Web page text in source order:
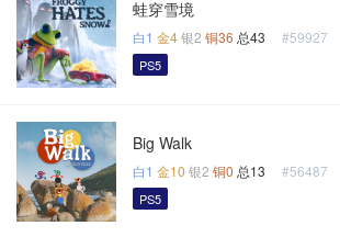
蛙穿雪境
白1 金4银2 铜36 总43 #59927
PS5
Big Walk
白1 金10 银2 铜0 总13 #56487
PS5